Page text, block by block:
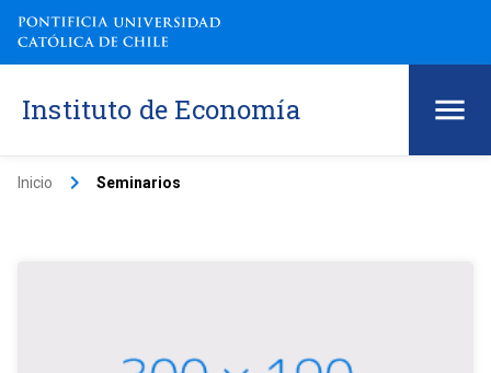
Instituto de Economía
Inicio keyboard_arrow_right Seminarios